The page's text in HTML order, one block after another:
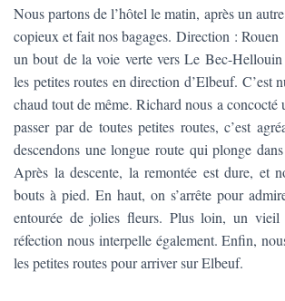
Nous partons de l’hôtel le matin, après un
copieux et fait nos bagages. Direction :
un bout de la voie verte vers Le Bec-
les petites routes en direction d’Elbeuf. C’est
chaud tout de même. Richard nous a
passer par de toutes petites routes, c’est
descendons une longue route qui plonge
Après la descente, la remontée est dure, et
bouts à pied. En haut, on s’arrête pour
entourée de jolies fleurs. Plus loin, un vieil
réfection nous interpelle également. Enfin,
les petites routes pour arriver sur Elbeuf.